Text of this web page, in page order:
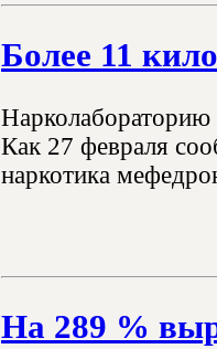
Более 11
Нарколабораторию
Как 27 февраля
наркотика
На 289 %